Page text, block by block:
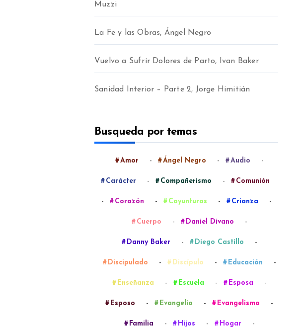
Muzzi
La Fe y las Obras, Ángel Negro
Vuelvo a Sufrir Dolores de Parto, Ivan Baker
Sanidad Interior – Parte 2, Jorge Himitián
Busqueda por temas
Amor - Ángel Negro - Audio -
Carácter - Compañerismo - Comunión
- Corazón - Coyunturas - Crianza -
Cuerpo - Daniel Divano -
Danny Baker - Diego Castillo -
Discipulado - Discípulo - Educación -
Enseñanza - Escuela - Esposa -
Esposo - Evangelio - Evangelismo -
Familia - Hijos - Hogar -